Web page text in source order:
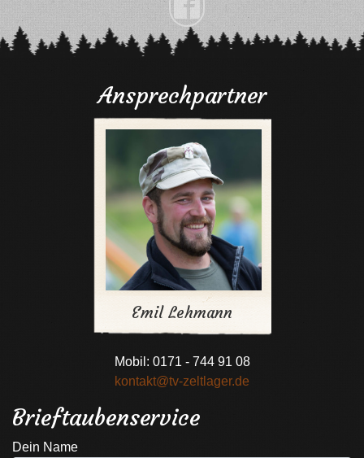

Ansprechpartner
Emil Lehmann
Mobil: 0171 - 744 91 08
kontakt@tv-zeltlager.de
Brieftaubenservice
Dein Name